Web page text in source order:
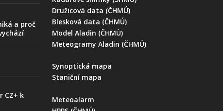
a proč
CZ+ k
Družicová data (ČHMÚ)
Blesková data (ČHMÚ)
Model Aladin (ČHMÚ)
Meteogramy Aladin (ČHMÚ)
Synoptická mapa
Staniční mapa
Meteoalarm